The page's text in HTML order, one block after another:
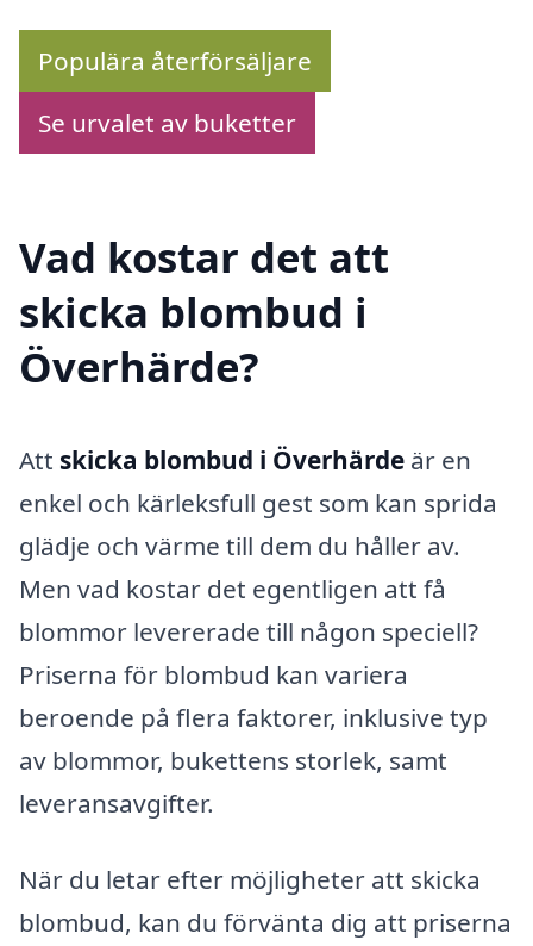
Populära återförsäljare
Se urvalet av buketter
Vad kostar det att
skicka blombud i
Överhärde?
Att skicka blombud i Överhärde är en
enkel och kärleksfull gest som kan sprida
glädje och värme till dem du håller av.
Men vad kostar det egentligen att få
blommor levererade till någon speciell?
Priserna för blombud kan variera
beroende på flera faktorer, inklusive typ
av blommor, bukettens storlek, samt
leveransavgifter.
När du letar efter möjligheter att skicka
blombud, kan du förvänta dig att priserna